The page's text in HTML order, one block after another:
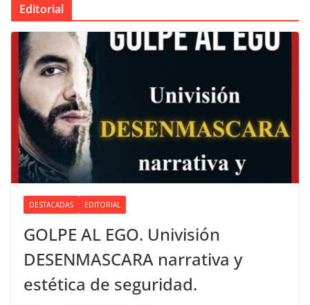
Editorial
DESTACADAS EDITORIAL
GOLPE AL EGO. Univisión
DESENMASCARA narrativa y
estética de seguridad.